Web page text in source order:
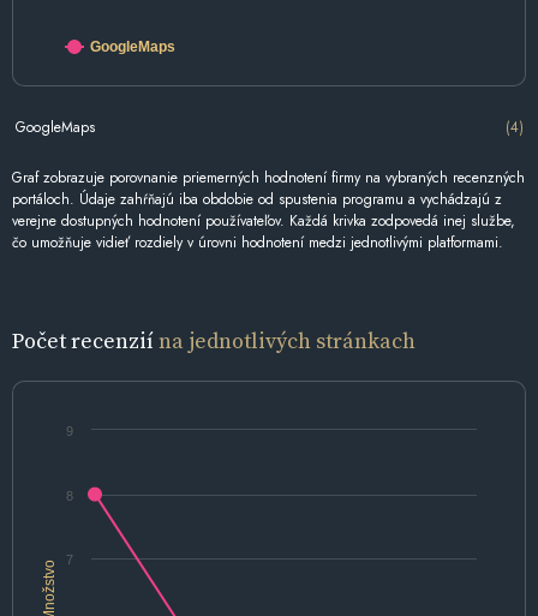
GoogleMaps
GoogleMaps (4)
Graf zobrazuje porovnanie priemerných hodnotení firmy na vybraných recenzných
portáloch. Údaje zahŕňajú iba obdobie od spustenia programu a vychádzajú z
verejne dostupných hodnotení používateľov. Každá krivka zodpovedá inej službe,
čo umožňuje vidieť rozdiely v úrovni hodnotení medzi jednotlivými platformami.
Počet recenziína jednotlivých stránkach
Množstvo 7
8
9